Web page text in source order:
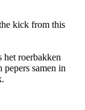
kick from this
het roerbakken
pepers samen in